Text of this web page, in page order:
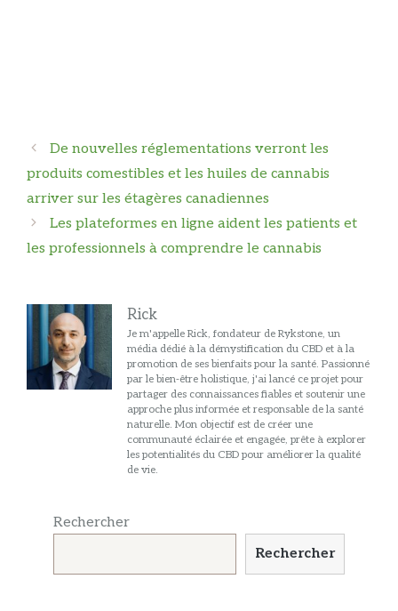
Navigation
des
articles
De nouvelles réglementations verront les
produits comestibles et les huiles de cannabis
arriver sur les étagères canadiennes
Les plateformes en ligne aident les patients et
les professionnels à comprendre le cannabis
Rick
Je m'appelle Rick, fondateur de Rykstone, un
média dédié à la démystification du CBD et à la
promotion de ses bienfaits pour la santé. Passionné
par le bien-être holistique, j'ai lancé ce projet pour
partager des connaissances fiables et soutenir une
approche plus informée et responsable de la santé
naturelle. Mon objectif est de créer une
communauté éclairée et engagée, prête à explorer
les potentialités du CBD pour améliorer la qualité
de vie.
Rechercher
Rechercher